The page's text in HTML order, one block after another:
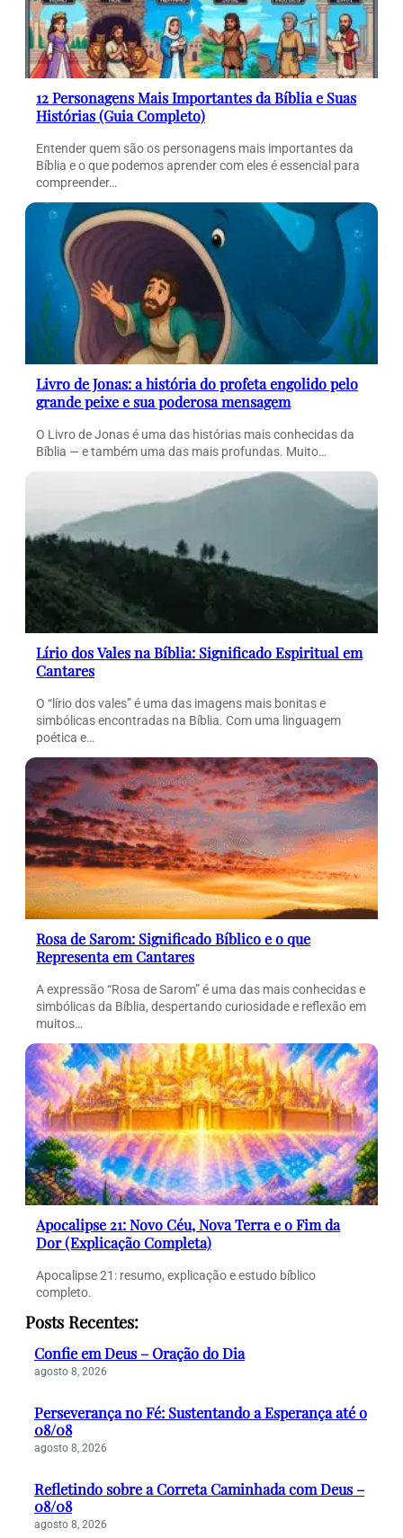
12 Personagens Mais Importantes da Bíblia e Suas
Histórias (Guia Completo)
Entender quem são os personagens mais importantes da
Bíblia e o que podemos aprender com eles é essencial para
compreender…
Livro de Jonas: a história do profeta engolido pelo
grande peixe e sua poderosa mensagem
O Livro de Jonas é uma das histórias mais conhecidas da
Bíblia — e também uma das mais profundas. Muito…
Lírio dos Vales na Bíblia: Significado Espiritual em
Cantares
O “lírio dos vales” é uma das imagens mais bonitas e
simbólicas encontradas na Bíblia. Com uma linguagem
poética e…
Rosa de Sarom: Significado Bíblico e o que
Representa em Cantares
A expressão “Rosa de Sarom” é uma das mais conhecidas e
simbólicas da Bíblia, despertando curiosidade e reflexão em
muitos…
Apocalipse 21: Novo Céu, Nova Terra e o Fim da
Dor (Explicação Completa)
Apocalipse 21: resumo, explicação e estudo bíblico
completo.
Posts Recentes:
Confie em Deus – Oração do Dia
agosto 8, 2026
Perseverança no Fé: Sustentando a Esperança até o
08/08
agosto 8, 2026
Refletindo sobre a Correta Caminhada com Deus –
08/08
agosto 8, 2026